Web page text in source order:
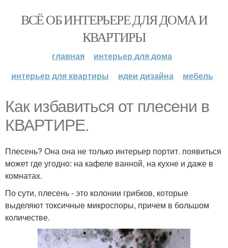
ВСЁ ОБ ИНТЕРЬЕРЕ ДЛЯ ДОМА И
КВАРТИРЫ
главная
интерьер для дома
интерьер для квартиры
идеи дизайна мебель
Как избавиться от плесени в
КВАРТИРЕ.
Плесень? Она она не только интерьер портит. появиться
может где угодно: на кафеле ванной, на кухне и даже в
комнатах.
По сути, плесень - это колонии грибков, которые
выделяют токсичные микроспоры, причем в большом
количестве.